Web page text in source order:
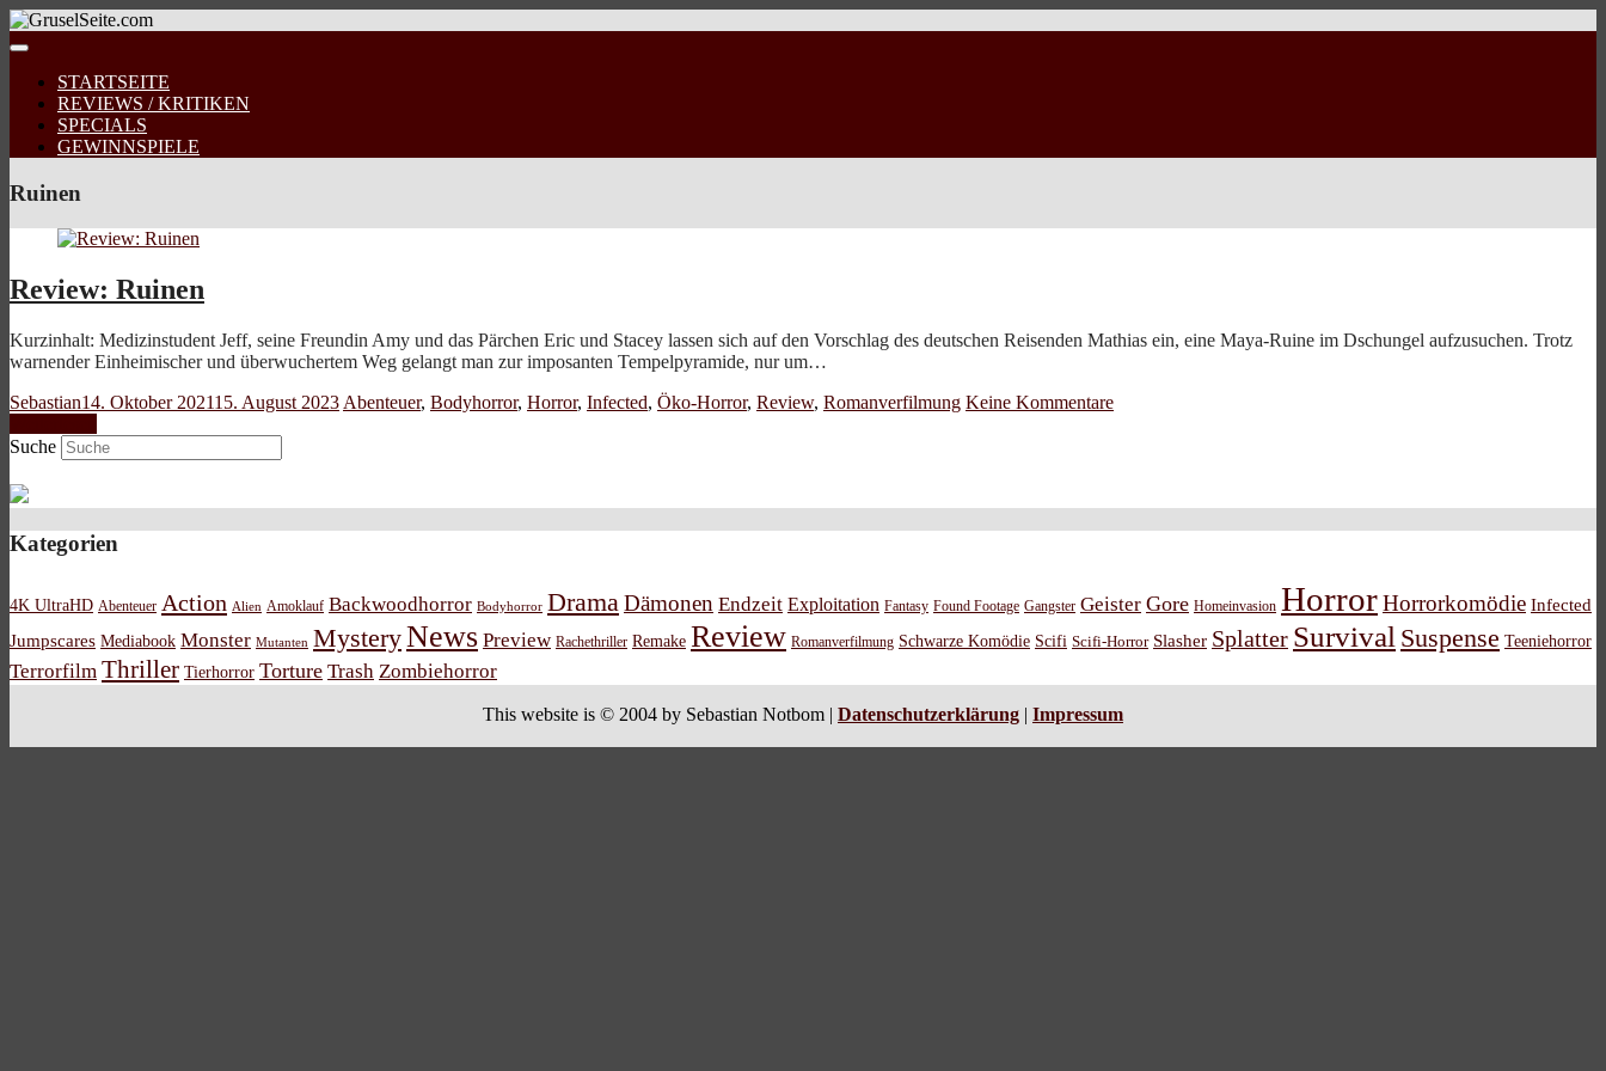
STARTSEITE
REVIEWS / KRITIKEN
SPECIALS
GEWINNSPIELE
Ruinen
Review: Ruinen
Kurzinhalt: Medizinstudent Jeff, seine Freundin Amy und das Pärchen Eric und Stacey lassen sich auf den Vorschlag des deutschen Reisenden Mathias ein, eine Maya-Ruine im Dschungel aufzusuchen. Trotz
warnender Einheimischer und überwuchertem Weg gelangt man zur imposanten Tempelpyramide, nur um…
Sebastian14. Oktober 202115. August 2023 Abenteuer, Bodyhorror, Horror, Infected, Öko-Horror, Review, Romanverfilmung Keine Kommentare
Suche
Kategorien
4K UltraHD Abenteuer Action Alien Amoklauf Backwoodhorror Bodyhorror Drama Dämonen Endzeit Exploitation Fantasy Found Footage Gangster Geister Gore Homeinvasion HorrorHorrorkomödie Infected
Jumpscares Mediabook Monster Mutanten MysteryNews Preview Rachethriller Remake Review Romanverfilmung Schwarze Komödie Scifi Scifi-Horror Slasher Splatter Survival Suspense Teeniehorror
Terrorfilm Thriller Tierhorror Torture Trash Zombiehorror
This website is © 2004 by Sebastian Notbom | Datenschutzerklärung | Impressum